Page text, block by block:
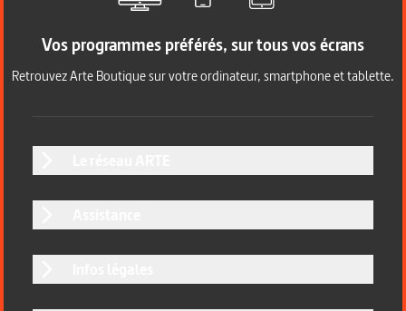
Vos programmes préférés, sur tous vos écrans
Retrouvez Arte Boutique sur votre ordinateur, smartphone et tablette.